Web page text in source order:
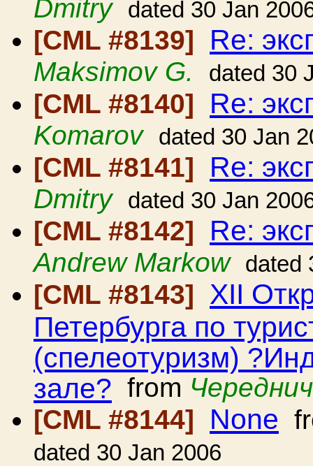
Dmitry dated 30 Jan
[CML #8139] Re:
Maksimov G. dated 30
[CML #8140] Re:
Komarov dated 30 Jan
[CML #8141] Re:
Dmitry dated 30 Jan
[CML #8142] Re:
Andrew Markow dated
[CML #8143] XII
Петербурга по
(спелеотуризм)
зале? from
[CML #8144]
None
dated 30 Jan 2006